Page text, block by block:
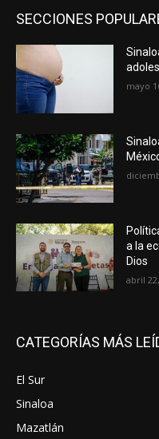
SECCIONES
mayo
a la
Dios
abril
CATEGORÍAS MÁS
El Sur
Sinaloa
Mazatlán